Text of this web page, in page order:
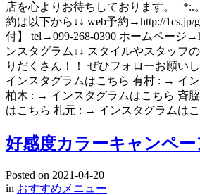
店を心よりお待ちしております。
約は以下から↓↓ web予約→http://1cs.jp/
付】 tel→099-268-0390 ホームページ
ンスタグラム↓↓ スタイルやスタッフ
りだくさん！！ ぜひフォローお願
インスタグラムはこちら 有村 : → イ
柏木 : → インスタグラムはこちら 斉
はこちら 札元 : → インスタグラムは
好感度カラーキャンペー
Posted on 2021-04-20
in おすすめメニュー